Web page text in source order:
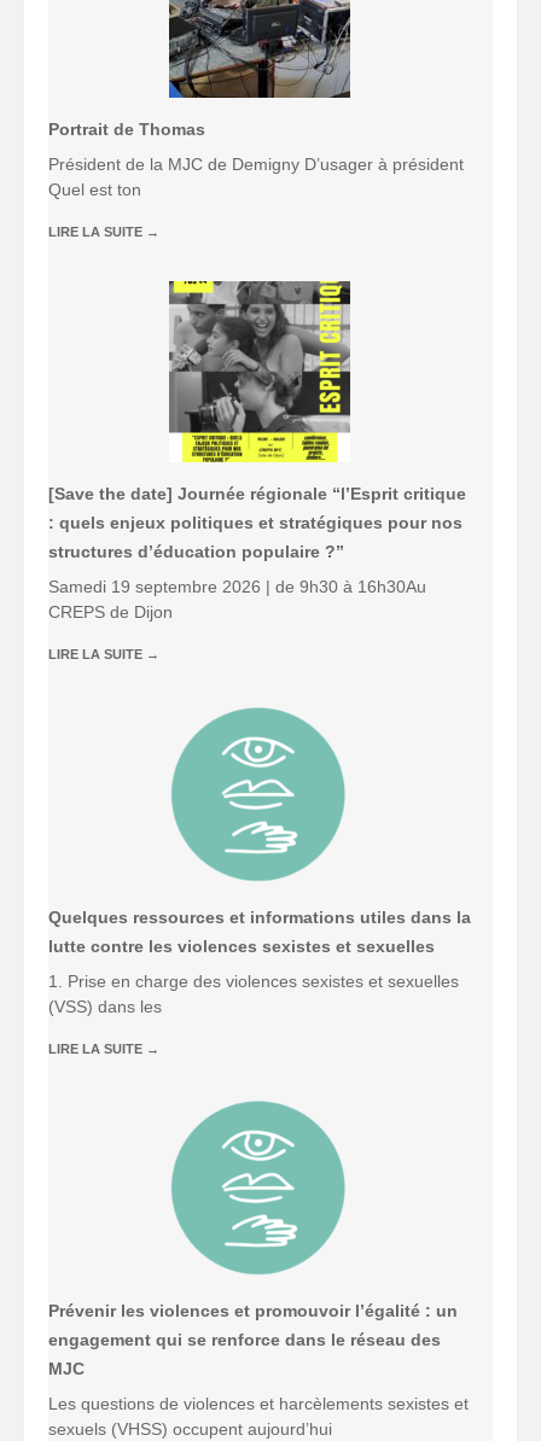
Portrait de Thomas
Président de la MJC de Demigny D’usager à président
Quel est ton
LIRE LA SUITE →
[Save the date] Journée régionale “l’Esprit critique
: quels enjeux politiques et stratégiques pour nos
structures d’éducation populaire ?”
Samedi 19 septembre 2026 | de 9h30 à 16h30Au
CREPS de Dijon
LIRE LA SUITE →
Quelques ressources et informations utiles dans la
lutte contre les violences sexistes et sexuelles
1. Prise en charge des violences sexistes et sexuelles
(VSS) dans les
LIRE LA SUITE →
Prévenir les violences et promouvoir l’égalité : un
engagement qui se renforce dans le réseau des
MJC
Les questions de violences et harcèlements sexistes et
sexuels (VHSS) occupent aujourd’hui